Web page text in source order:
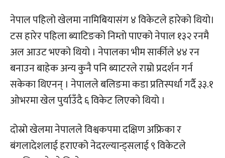
नेपाल पहिलो खेलमा नामिबियासंग ४ विकेटले हारेको थियो।
टस हारेर पहिला ब्याटिङको निम्तो पाएको नेपाल १३२ रनमै
अल आउट भएको थियो । नेपालका भीम सार्कीले ४४ रन
बनाउन बाहेक अन्य कुनै पनि ब्याटरले राम्रो प्रदर्शन गर्न
सकेका थिएनन् । नेपालले बलिङमा कडा प्रतिस्पर्धा गर्दै ३३.१
ओभरमा खेल पुर्याउँदै ६ विकेट लिएको थियो ।
दोस्रो खेलमा नेपालले विश्वकपमा दक्षिण अफ्रिका र
बंगलादेशलाई हराएको नेदरल्यान्ड्सलाई ९ विकेटले